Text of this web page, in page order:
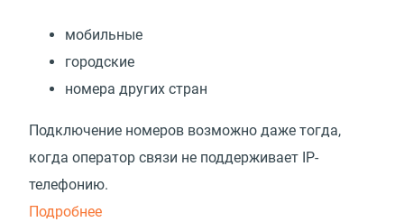
мобильные
городские
номера других стран
Подключение номеров возможно даже тогда,
когда оператор связи не поддерживает IP-
телефонию.
Подробнее